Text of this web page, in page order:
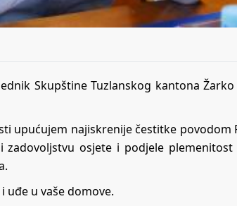
Skupštine Tuzlanskog kantona
upućujem najiskrenije čestitke povodom
osjete i podjele
uđe u vaše domove.